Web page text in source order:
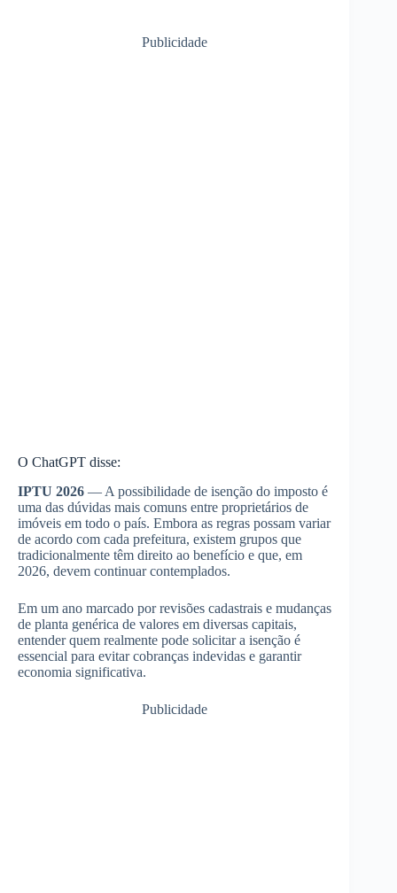
Publicidade
O ChatGPT disse:
IPTU 2026 — A possibilidade de isenção do imposto é
uma das dúvidas mais comuns entre proprietários de
imóveis em todo o país. Embora as regras possam variar
de acordo com cada prefeitura, existem grupos que
tradicionalmente têm direito ao benefício e que, em
2026, devem continuar contemplados.
Em um ano marcado por revisões cadastrais e mudanças
de planta genérica de valores em diversas capitais,
entender quem realmente pode solicitar a isenção é
essencial para evitar cobranças indevidas e garantir
economia significativa.
Publicidade